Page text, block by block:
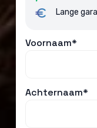
Lange
Voornaam*
Achternaam*